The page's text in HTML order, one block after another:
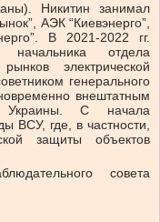
Никитин занимал
АЭК “Киевэнерго”,
В 2021-2022 гг.
начальника отдела
электрической
генерального
внештатным
Украины. С начала
ВСУ, где, в частности,
защиты объектов
совета